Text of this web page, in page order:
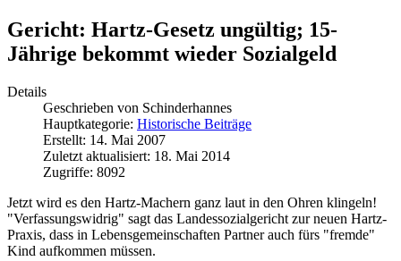
Gericht: Hartz-Gesetz ungültig; 15-
Jährige bekommt wieder Sozialgeld
Details
Geschrieben von Schinderhannes
Hauptkategorie: Historische Beiträge
Erstellt: 14. Mai 2007
Zuletzt aktualisiert: 18. Mai 2014
Zugriffe: 8092
Jetzt wird es den Hartz-Machern ganz laut in den Ohren klingeln!
"Verfassungswidrig" sagt das Landessozialgericht zur neuen Hartz-
Praxis, dass in Lebensgemeinschaften Partner auch fürs "fremde"
Kind aufkommen müssen.